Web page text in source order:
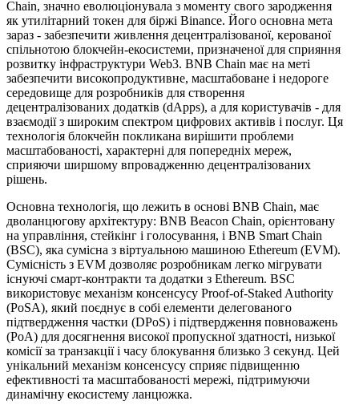
Chain, значно еволюціонувала з моменту свого зародження
як утилітарний токен для біржі Binance. Його основна мета
зараз - забезпечити живлення децентралізованої, керованої
спільнотою блокчейн-екосистеми, призначеної для сприяння
розвитку інфраструктури Web3. BNB Chain має на меті
забезпечити високопродуктивне, масштабоване і недороге
середовище для розробників для створення
децентралізованих додатків (dApps), а для користувачів - для
взаємодії з широким спектром цифрових активів і послуг. Ця
технологія блокчейн покликана вирішити проблеми
масштабованості, характерні для попередніх мереж,
сприяючи ширшому впровадженню децентралізованих
рішень.
Основна технологія, що лежить в основі BNB Chain, має
дволанцюгову архітектуру: BNB Beacon Chain, орієнтовану
на управління, стейкінг і голосування, і BNB Smart Chain
(BSC), яка сумісна з віртуальною машиною Ethereum (EVM).
Сумісність з EVM дозволяє розробникам легко мігрувати
існуючі смарт-контракти та додатки з Ethereum. BSC
використовує механізм консенсусу Proof-of-Staked Authority
(PoSA), який поєднує в собі елементи делегованого
підтвердження частки (DPoS) і підтвердження повноважень
(PoA) для досягнення високої пропускної здатності, низької
комісії за транзакції і часу блокування близько 3 секунд. Цей
унікальний механізм консенсусу сприяє підвищенню
ефективності та масштабованості мережі, підтримуючи
динамічну екосистему ланцюжка.